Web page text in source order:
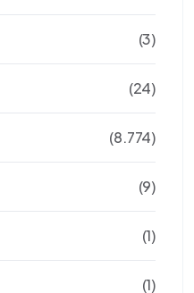
(3)
(24)
(8.774)
(9)
(1)
(1)